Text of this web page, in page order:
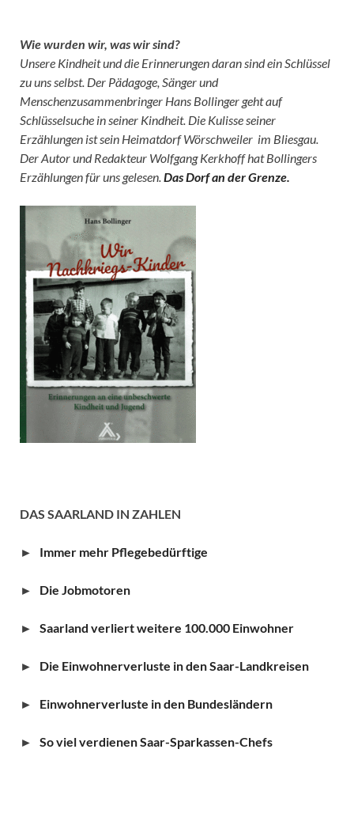
Wie wurden wir, was wir sind?
Unsere Kindheit und die Erinnerungen daran sind ein Schlüssel
zu uns selbst. Der Pädagoge, Sänger und
Menschenzusammenbringer Hans Bollinger geht auf
Schlüsselsuche in seiner Kindheit. Die Kulisse seiner
Erzählungen ist sein Heimatdorf Wörschweiler im Bliesgau.
Der Autor und Redakteur Wolfgang Kerkhoff hat Bollingers
Erzählungen für uns gelesen.Das Dorf an der Grenze.
DAS SAARLAND IN ZAHLEN
► Immer mehr Pflegebedürftige
► Die Jobmotoren
► Saarland verliert weitere 100.000 Einwohner
► Die Einwohnerverluste in den Saar-Landkreisen
► Einwohnerverluste in den Bundesländern
► So viel verdienen Saar-Sparkassen-Chefs